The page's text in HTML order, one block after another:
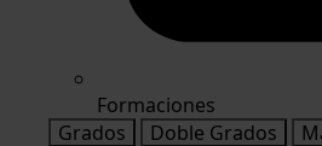
Formaciones
Grados
Doble Grados